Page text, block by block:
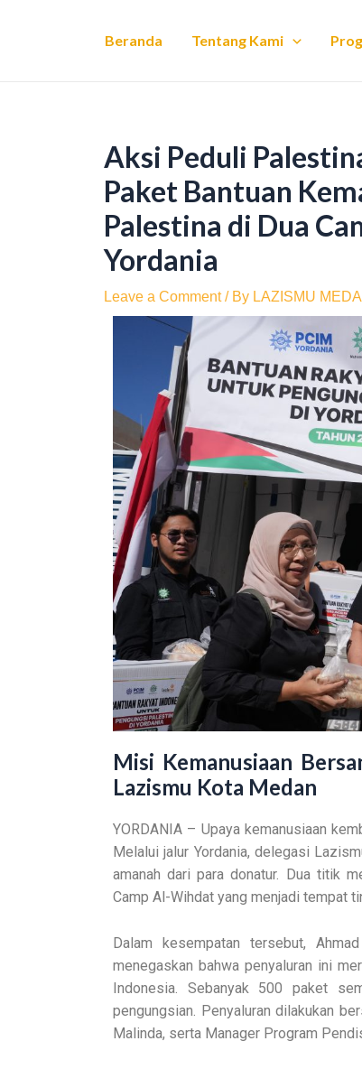
Beranda Tentang Kami
Aksi Peduli
Paket Bantuan
Palestina di Dua
Yordania
Leave a Comment / By LAZISMU
Misi Kemanusiaan
Lazismu Kota Medan
YORDANIA – Upaya kemanusiaan
Melalui jalur Yordania, delegasi
amanah dari para donatur. Dua titik
Camp Al-Wihdat yang menjadi tempat
Dalam kesempatan tersebut,
menegaskan bahwa penyaluran ini
Indonesia. Sebanyak 500 paket
pengungsian. Penyaluran dilakukan
Malinda, serta Manager Program
navigation